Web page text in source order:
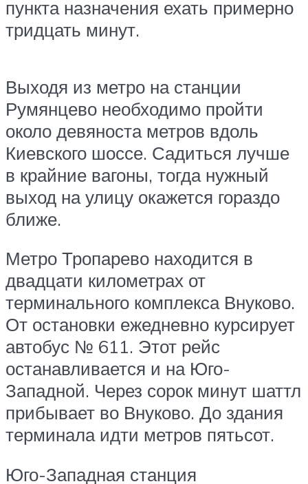
пункта назначения ехать примерно
тридцать минут.
Выходя из метро на станции
Румянцево необходимо пройти
около девяноста метров вдоль
Киевского шоссе. Садиться лучше
в крайние вагоны, тогда нужный
выход на улицу окажется гораздо
ближе.
Метро Тропарево находится в
двадцати километрах от
терминального комплекса Внуково.
От остановки ежедневно курсирует
автобус № 611. Этот рейс
останавливается и на Юго-
Западной. Через сорок минут шаттл
прибывает во Внуково. До здания
терминала идти метров пятьсот.
Юго-Западная станция